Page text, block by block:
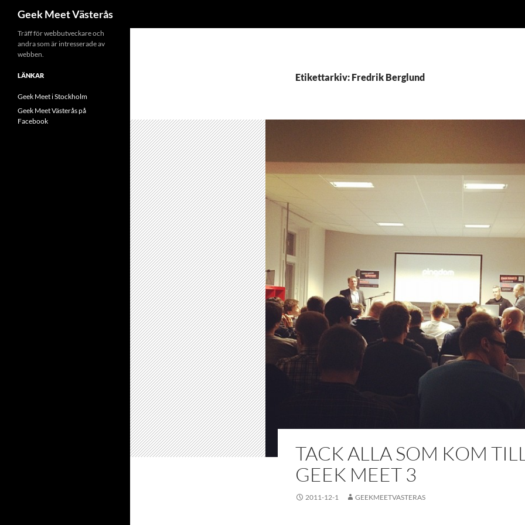
Hoppa
Geek Meet Västerås
Etikettarkiv: Fredrik Berglund
TACK ALLA SOM KOM
GEEK MEET 3
2011-12-1 GEEKMEETVASTERAS
Träff för webbutveckare och
andra som är intresserade av
webben.
LÄNKAR
Geek Meet i Stockholm
Geek Meet Västerås på
Facebook